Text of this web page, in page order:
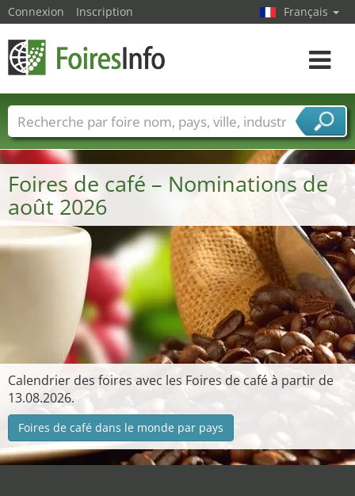
Foires de café – Nominations de
août 2026
Calendrier des foires avec les Foires de café à partir de
13.08.2026.
Foires de café dans le monde par pays
Connexion Inscription Français
Toggle
Foire noms Pays Villes
Secteurs de foire
Secteurs du fournisseur de services